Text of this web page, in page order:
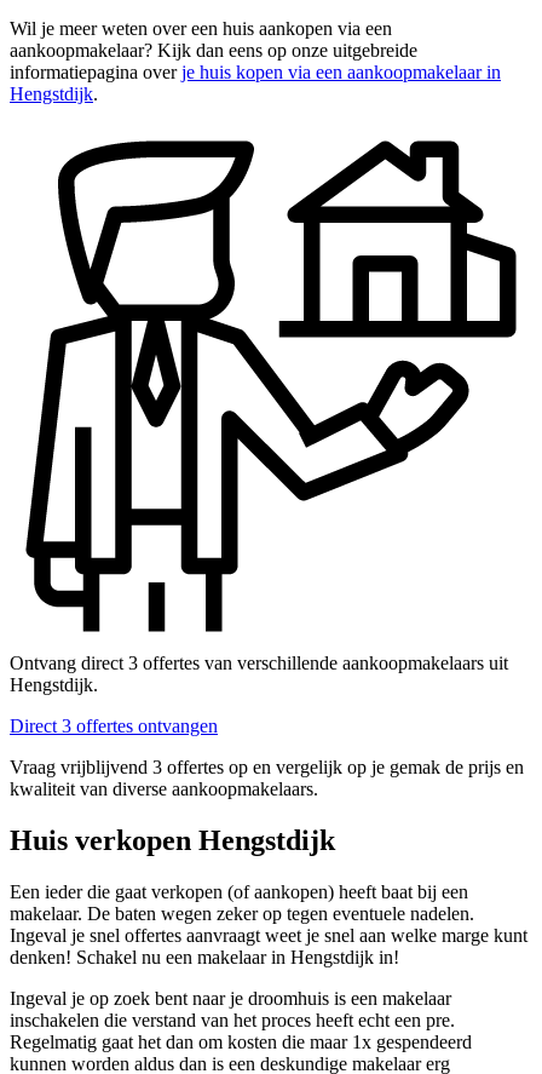
Wil je meer weten over een huis aankopen via een
aankoopmakelaar? Kijk dan eens op onze uitgebreide
informatiepagina overje huis kopen via een aankoopmakelaar in
Hengstdijk.
Ontvang direct 3 offertes van verschillende aankoopmakelaars uit
Hengstdijk.
Direct 3 offertes ontvangen
Vraag vrijblijvend 3 offertes op en vergelijk op je gemak de prijs en
kwaliteit van diverse aankoopmakelaars.
Huis verkopen Hengstdijk
Een ieder die gaat verkopen (of aankopen) heeft baat bij een
makelaar. De baten wegen zeker op tegen eventuele nadelen.
Ingeval je snel offertes aanvraagt weet je snel aan welke marge kunt
denken! Schakel nu een makelaar in Hengstdijk in!
Ingeval je op zoek bent naar je droomhuis is een makelaar
inschakelen die verstand van het proces heeft echt een pre.
Regelmatig gaat het dan om kosten die maar 1x gespendeerd
kunnen worden aldus dan is een deskundige makelaar erg